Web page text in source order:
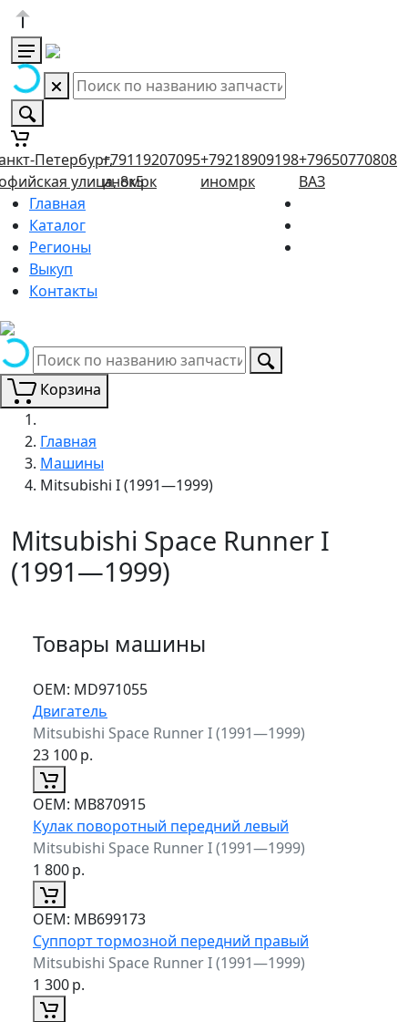
Петербург,
улица, 8к5
+79119207095
иномрк
+79218909198
иномрк
+79650770808
ВАЗ
Главная
Каталог
Регионы
Выкуп
Контакты
Корзина
Главная
Машины
Mitsubishi I (1991—1999)
Mitsubishi Space Runner I
(1991—1999)
Товары машины
ОЕМ: MD971055
Двигатель
Mitsubishi Space Runner I (1991—1999)
23 100р.
ОЕМ: MB870915
Кулак поворотный передний левый
Mitsubishi Space Runner I (1991—1999)
1 800р.
ОЕМ: MB699173
Суппорт тормозной передний правый
Mitsubishi Space Runner I (1991—1999)
1 300р.